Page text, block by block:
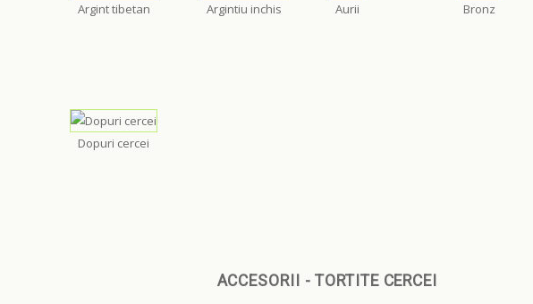
Argint tibetan Argintiu inchis Aurii Bronz
Dopuri cercei
ACCESORII - TORTITE CERCEI